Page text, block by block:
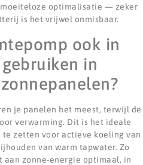
moeiteloze optimalisatie — zeker
is het vrijwel onmisbaar.
ook in
in
je panelen het meest, terwijl de
verwarming. Dit is het ideale
zetten voor actieve koeling van
van warm tapwater. Zo
aan zonne-energie optimaal, in